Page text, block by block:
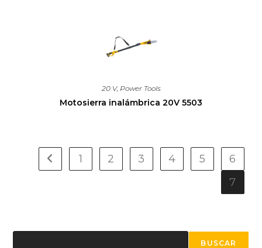
20 V, Power Tools
Motosierra inalámbrica 20V 5503
1 2 3 4 5
6
7
BUSCAR